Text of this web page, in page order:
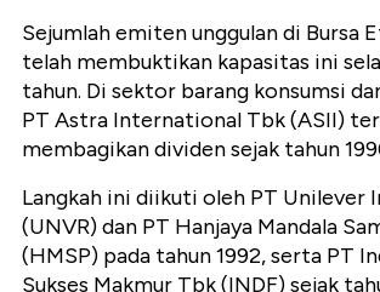
Sejumlah emiten unggulan di Bursa
telah membuktikan kapasitas ini
tahun. Di sektor barang konsumsi
PT Astra International Tbk (ASII)
membagikan dividen sejak tahun
Langkah ini diikuti oleh PT Unilever
(UNVR) dan PT Hanjaya Mandala
(HMSP) pada tahun 1992, serta PT
Sukses Makmur Tbk (INDF) sejak